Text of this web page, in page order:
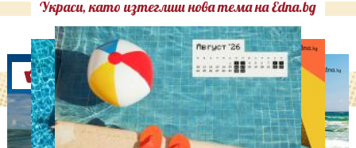
Украси, като изтеглиш нова тема на Edna.bg
Оферти
ЛЮБОПИТНО